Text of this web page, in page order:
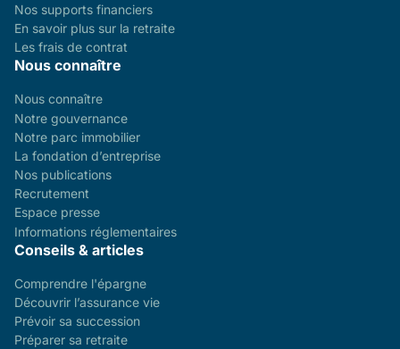
Nos supports financiers
En savoir plus sur la retraite
Les frais de contrat
Nous connaître
Nous connaître
Notre gouvernance
Notre parc immobilier
La fondation d’entreprise
Nos publications
Recrutement
Espace presse
Informations réglementaires
Conseils & articles
Comprendre l'épargne
Découvrir l’assurance vie
Prévoir sa succession
Préparer sa retraite